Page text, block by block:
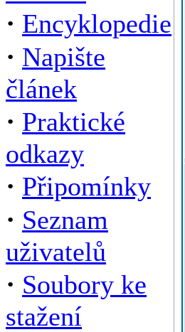
· Encyklopedie
· Napište
článek
· Praktické
odkazy
· Připomínky
· Seznam
uživatelů
· Soubory ke
stažení